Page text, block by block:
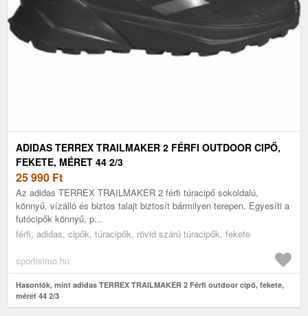
ADIDAS TERREX TRAILMAKER 2 FÉRFI OUTDOOR CIPŐ,
FEKETE, MÉRET 44 2/3
25 990 Ft
Az adidas TERREX TRAILMAKER 2 férfi túracipő sokoldalú,
könnyű, vízálló és biztos talajt biztosít bármilyen terepen. Egyesíti a
futócipők könnyű, p...
férfi, adidas, cipők, túracipők, rövid szárú túracipők, fekete
sportisimo.hu
Hasonlók, mint adidas TERREX TRAILMAKER 2 Férfi outdoor cipő, fekete,
méret 44 2/3